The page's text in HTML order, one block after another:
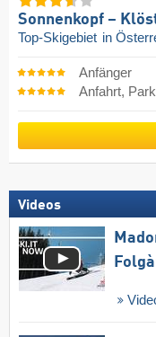
Sonnenkopf –
Top-Skigebiet in
Anfänger
Anfahrt,
Videos